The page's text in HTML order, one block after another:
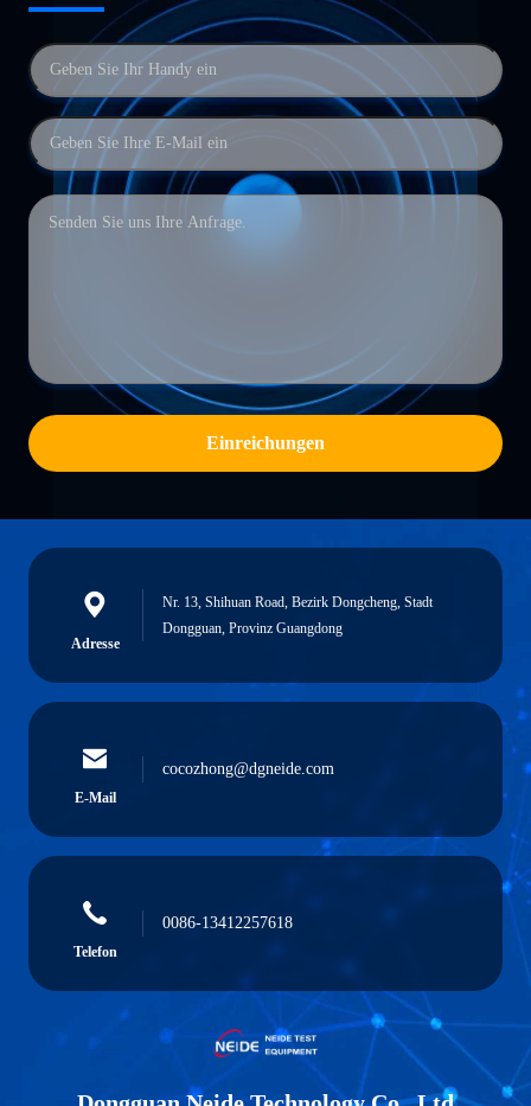
Einreichungen
Adresse
Nr. 13, Shihuan Road, Bezirk Dongcheng, Stadt
Dongguan, Provinz Guangdong
E-Mail
cocozhong@dgneide.com
Telefon
0086-13412257618